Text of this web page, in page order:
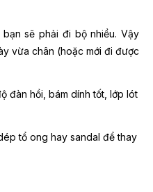
sẽ phải đi bộ nhiều. Vậy
vừa chân (hoặc mới đi được
đàn hồi, bám dính tốt, lớp lót
tổ ong hay sandal để thay